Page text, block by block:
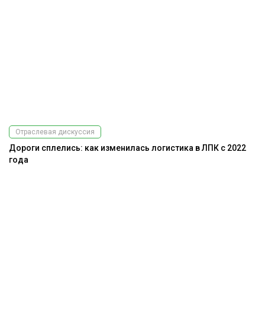
Отраслевая дискуссия
Дороги сплелись: как изменилась логистика в ЛПК с 2022
года